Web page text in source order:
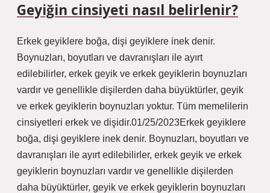
Geyiğin cinsiyeti nasıl belirlenir?
Erkek geyiklere boğa, dişi geyiklere inek denir.
Boynuzları, boyutları ve davranışları ile ayırt
edilebilirler, erkek geyik ve erkek geyiklerin boynuzları
vardır ve genellikle dişilerden daha büyüktürler, geyik
ve erkek geyiklerin boynuzları yoktur. Tüm memelilerin
cinsiyetleri erkek ve dişidir.01/25/2023Erkek geyiklere
boğa, dişi geyiklere inek denir. Boynuzları, boyutları ve
davranışları ile ayırt edilebilirler, erkek geyik ve erkek
geyiklerin boynuzları vardır ve genellikle dişilerden
daha büyüktürler, geyik ve erkek geyiklerin boynuzları